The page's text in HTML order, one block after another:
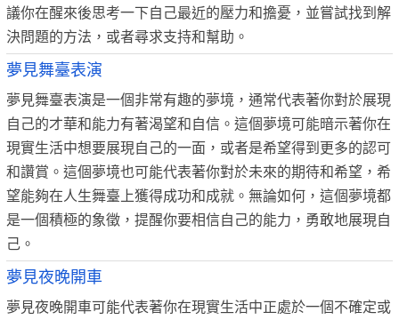
議你在醒來後思考一下自己最近的壓力和擔憂，並嘗試找到解
決問題的方法，或者尋求支持和幫助。
夢見舞臺表演
夢見舞臺表演是一個非常有趣的夢境，通常代表著你對於展現
自己的才華和能力有著渴望和自信。這個夢境可能暗示著你在
現實生活中想要展現自己的一面，或者是希望得到更多的認可
和讚賞。這個夢境也可能代表著你對於未來的期待和希望，希
望能夠在人生舞臺上獲得成功和成就。無論如何，這個夢境都
是一個積極的象徵，提醒你要相信自己的能力，勇敢地展現自
己。
夢見夜晚開車
夢見夜晚開車可能代表著你在現實生活中正處於一個不確定或